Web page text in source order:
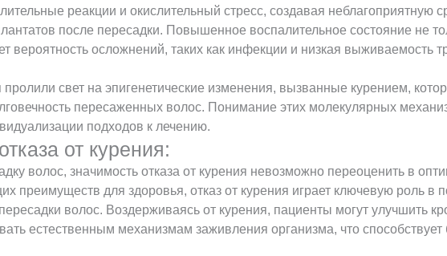
реакции и окислительный стресс, создавая неблагоприятную
после пересадки. Повышенное воспалительное состояние не
вероятность осложнений, таких как инфекции и низкая выживаемость
свет на эпигенетические изменения, вызванные курением,
пересаженных волос. Понимание этих молекулярных
подходов к лечению.
от курения:
волос, значимость отказа от курения невозможно переоценить в
преимуществ для здоровья, отказ от курения играет ключевую роль в
волос. Воздерживаясь от курения, пациенты могут улучшить
естественным механизмам заживления организма, что